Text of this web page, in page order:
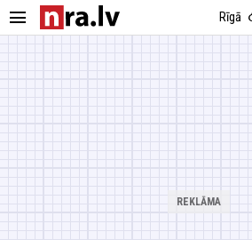
menu Rīgā